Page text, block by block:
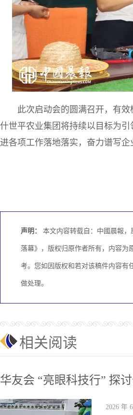
此次启动会的圆满召开，有
什世平农业集团将持续以目标为
进各项工作落地落实，奋力谱写
声明： 本文内容转载自：中國晨報
落幕》，版权归原作者所有，内容为
考。您如因版权和若对该稿件内容有
做处理。
相关阅读
华友会 “亮眼科技行” 探
2026 年